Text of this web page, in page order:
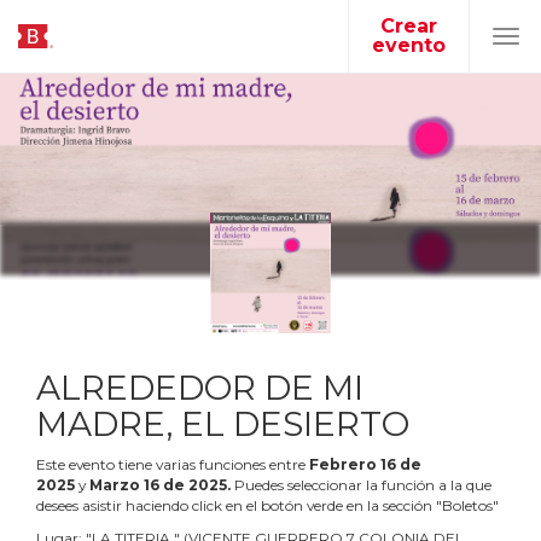
Crear
evento
ALREDEDOR DE MI
MADRE, EL DESIERTO
Este evento tiene varias funciones entre Febrero 16 de
2025 y Marzo 16 de 2025. Puedes seleccionar la función a la que
desees asistir haciendo click en el botón verde en la sección "Boletos"